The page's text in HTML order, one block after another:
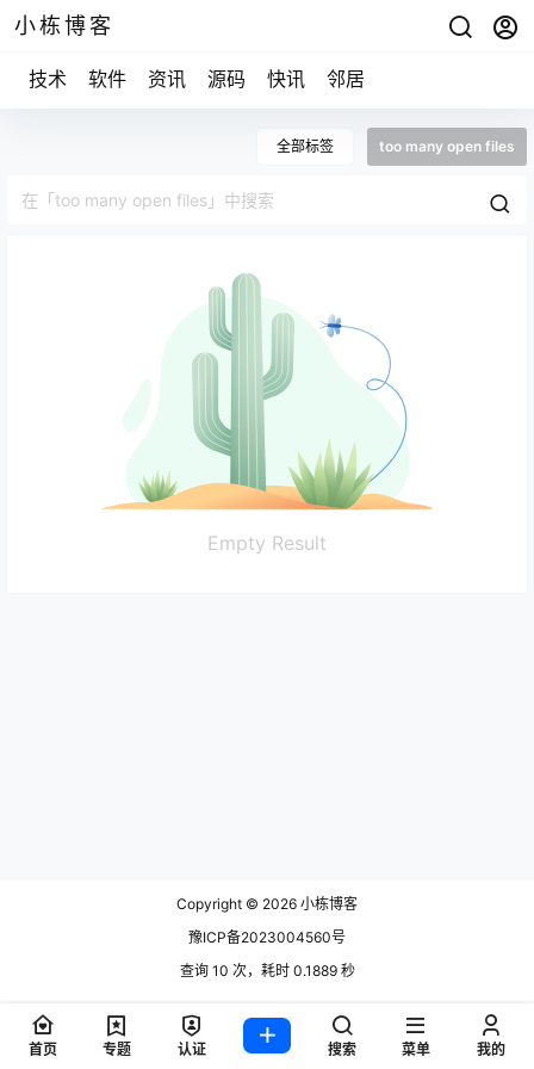
小栋博客
技术 软件 资讯 源码 快讯 邻居
全部标签 too many open files
Empty Result
Copyright © 2026 小栋博客
豫ICP备2023004560号
查询 10 次，耗时 0.1889 秒
首页 专题 认证 搜索 菜单 我的